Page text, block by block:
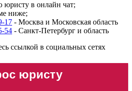
в онлайн чат;
ниже;
17 - Москва и Московская область
54 - Санкт-Петербург и область
ссылкой в социальных сетях